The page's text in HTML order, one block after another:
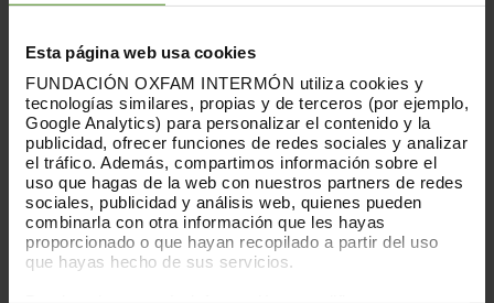
Esta página web usa cookies
FUNDACIÓN OXFAM INTERMÓN utiliza cookies y
tecnologías similares, propias y de terceros (por ejemplo,
Google Analytics) para personalizar el contenido y la
publicidad, ofrecer funciones de redes sociales y analizar
el tráfico. Además, compartimos información sobre el
uso que hagas de la web con nuestros partners de redes
sociales, publicidad y análisis web, quienes pueden
combinarla con otra información que les hayas
proporcionado o que hayan recopilado a partir del uso
que hayas hecho de sus servicios.
día bajo la amenaza de misiles y
proyectiles, que siguen impactando zonas
civiles pobladas, causando muerte y
destrucción en zonas cercanas y alejadas
de las líneas del frente”, ha afirmado
Joanna Garbalinska, directora de la
Plataforma de ONG Humanitarias en
Ucrania.
“La Plataforma de ONG Humanitarias en